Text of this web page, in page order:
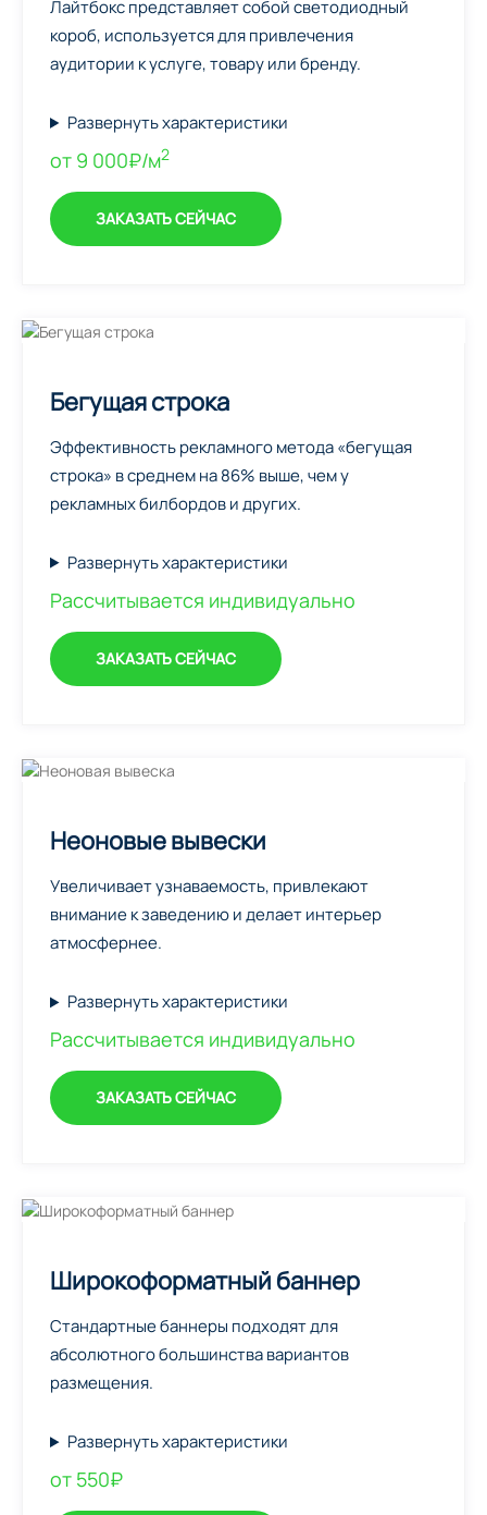
Лайтбокс представляет собой светодиодный
короб, используется для привлечения
аудитории к услуге, товару или бренду.
Развернуть характеристики
от 9 000₽/м2
ЗАКАЗАТЬ СЕЙЧАС
Бегущая строка
Эффективность рекламного метода «бегущая
строка» в среднем на 86% выше, чем у
рекламных билбордов и других.
Развернуть характеристики
Рассчитывается индивидуально
ЗАКАЗАТЬ СЕЙЧАС
Неоновые вывески
Увеличивает узнаваемость, привлекают
внимание к заведению и делает интерьер
атмосфернее.
Развернуть характеристики
Рассчитывается индивидуально
ЗАКАЗАТЬ СЕЙЧАС
Широкоформатный баннер
Стандартные баннеры подходят для
абсолютного большинства вариантов
размещения.
Развернуть характеристики
от 550₽